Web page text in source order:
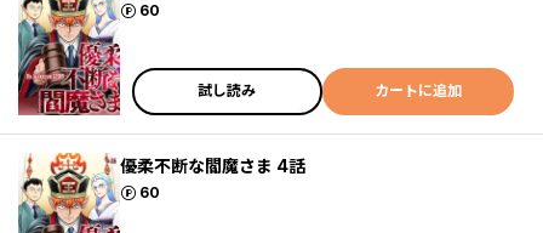
60
ポイント
試し読み カートに追加
優柔不断な閻魔さま 4話
60
ポイント